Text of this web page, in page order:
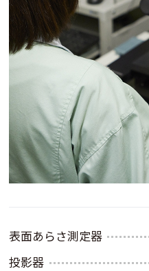
表面あらさ測定器
投影器